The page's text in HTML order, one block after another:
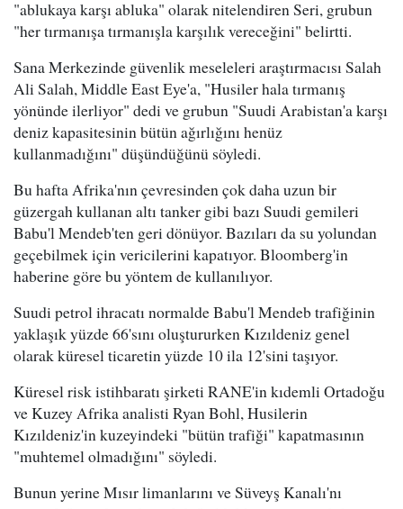
"ablukaya karşı abluka" olarak nitelendiren Seri, grubun
"her tırmanışa tırmanışla karşılık vereceğini" belirtti.
Sana Merkezinde güvenlik meseleleri araştırmacısı Salah
Ali Salah, Middle East Eye'a, "Husiler hala tırmanış
yönünde ilerliyor" dedi ve grubun "Suudi Arabistan'a karşı
deniz kapasitesinin bütün ağırlığını henüz
kullanmadığını" düşündüğünü söyledi.
Bu hafta Afrika'nın çevresinden çok daha uzun bir
güzergah kullanan altı tanker gibi bazı Suudi gemileri
Babu'l Mendeb'ten geri dönüyor. Bazıları da su yolundan
geçebilmek için vericilerini kapatıyor. Bloomberg'in
haberine göre bu yöntem de kullanılıyor.
Suudi petrol ihracatı normalde Babu'l Mendeb trafiğinin
yaklaşık yüzde 66'sını oluştururken Kızıldeniz genel
olarak küresel ticaretin yüzde 10 ila 12'sini taşıyor.
Küresel risk istihbaratı şirketi RANE'in kıdemli Ortadoğu
ve Kuzey Afrika analisti Ryan Bohl, Husilerin
Kızıldeniz'in kuzeyindeki "bütün trafiği" kapatmasının
"muhtemel olmadığını" söyledi.
Bunun yerine Mısır limanlarını ve Süveyş Kanalı'nı